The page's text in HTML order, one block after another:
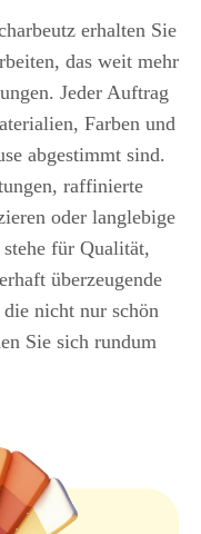
erhalten Sie
das weit mehr
Jeder Auftrag
Farben und
abgestimmt sind.
raffinierte
oder langlebige
stehe für Qualität,
überzeugende
nicht nur schön
Sie sich rundum